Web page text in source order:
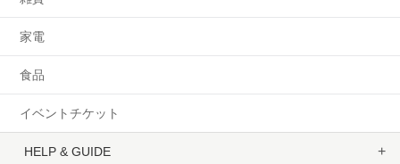
家電
食品
イベントチケット
HELP & GUIDE